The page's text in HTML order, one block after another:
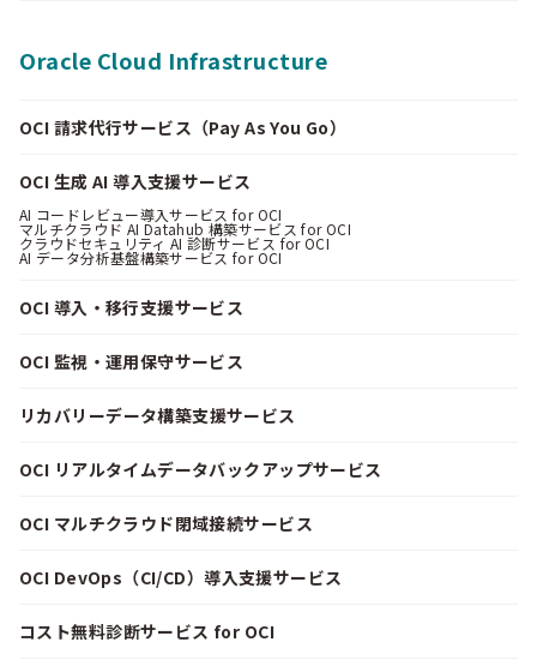
Oracle Cloud Infrastructure
OCI 請求代行サービス（Pay As You Go）
OCI 生成 AI 導入支援サービス
AI コードレビュー導入サービス for OCI
マルチクラウド AI Datahub 構築サービス for OCI
クラウドセキュリティ AI 診断サービス for OCI
AI データ分析基盤構築サービス for OCI
OCI 導入・移行支援サービス
OCI 監視・運用保守サービス
リカバリーデータ構築支援サービス
OCI リアルタイムデータバックアップサービス
OCI マルチクラウド閉域接続サービス
OCI DevOps（CI/CD）導入支援サービス
コスト無料診断サービス for OCI